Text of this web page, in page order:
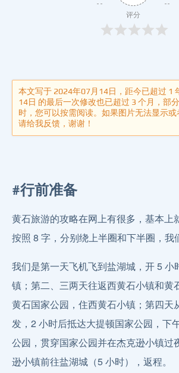
评分
本文写于 2024年07月14日，距今已超过 1
14日 的最后一次修改也已超过 3 个月，部
时，您可以按需阅读。如果图片无法显示或
请给我反馈，谢谢！
#行前准备
黄石旅游的攻略在网上有很多，基本上
按照 8 字，分别绕上半圈和下半圈，我
我们是第一天飞机飞到盐湖城，开 5 小
镇；第二、三两天往返西黄石小镇和黄
黄石国家公园，住西黄石小镇；第四天
发，2 小时后抵达大提顿国家公园，下
公园，贯穿国家公园并在杰克逊小镇过
逊小镇前往盐湖城（5 小时），返程。